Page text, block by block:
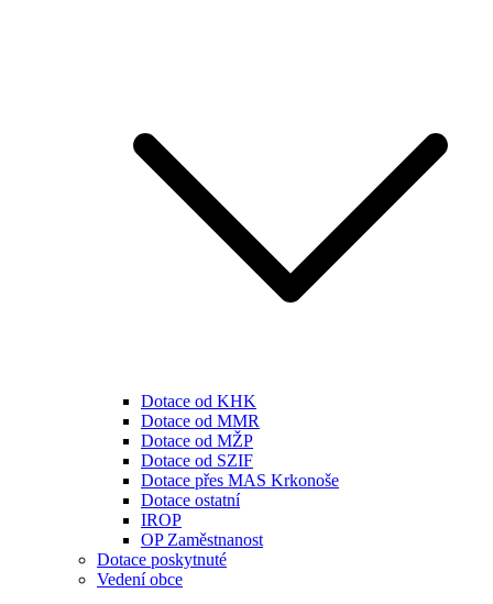
Dotace od KHK
Dotace od MMR
Dotace od MŽP
Dotace od SZIF
Dotace přes MAS Krkonoše
Dotace ostatní
IROP
OP Zaměstnanost
Dotace poskytnuté
Vedení obce